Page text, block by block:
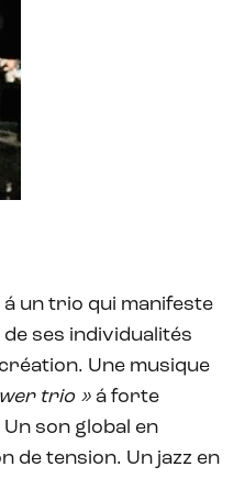
un trio qui manifeste
ses individualités
Une musique
trio » á forte
son global en
de tension. Un jazz en